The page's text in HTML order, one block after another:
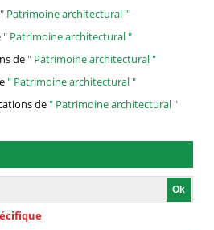
" Patrimoine architectural "
" Patrimoine architectural "
de" Patrimoine architectural "
" Patrimoine architectural "
de" Patrimoine architectural "